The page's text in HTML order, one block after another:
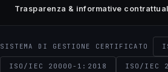
Trasparenza & informative
SISTEMA DI GESTIONE CERTIFICATO
ISO/IEC 20000-1:2018 ISO/IEC